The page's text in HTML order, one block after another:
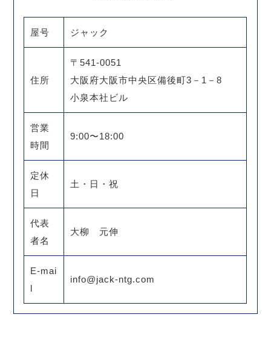
屋号 ジャック
住所
〒541-0051
大阪府大阪市中央区備後町3－1－8
小泉本社ビル
営業
時間
9:00〜18:00
定休
日
土・日・祝
代表
者名
大柳 元伸
E-mai
l
info@jack-ntg.com